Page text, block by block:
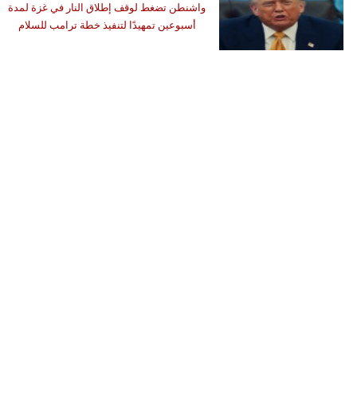
واشنطن تضغط لوقف إطلاق النار في غزة لمدة
أسبوعين تمهيدًا لتنفيذ خطة ترامب للسلام